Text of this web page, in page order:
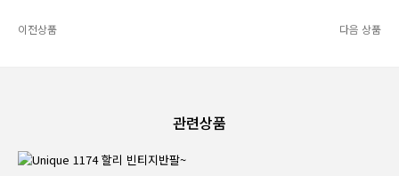
이전상품 다음 상품
관련상품